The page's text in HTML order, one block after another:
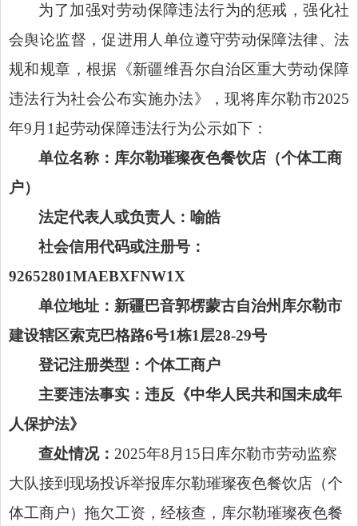
为了加强对劳动保障违法行为的惩戒，强化社
会舆论监督，促进用人单位遵守劳动保障法律、法
规和规章，根据《新疆维吾尔自治区重大劳动保障
违法行为社会公布实施办法》，现将库尔勒市2025
年9 月 1 起劳动保障违法行为公示如下：
单位名称： 库尔勒璀璨夜色餐饮店（个体工商
户）
法定代表人或负责人： 喻皓
社会信用代码或注册号：
92652801MAEBXFNW1X
单位地址：新疆巴音郭楞蒙古自治州库尔勒市
建设辖区索克巴格路6号1栋1 层28-29号
登记注册类型：个体工商户
主要违法事实：违反《中华人民共和国未成年
人保护法》
查处情况： 2025年8 月 15日 库尔勒市劳动监察
大队接到现场投诉举报库尔勒璀璨夜色餐饮店（个
体工商户）拖欠工资，经核查，库尔勒璀璨夜色餐